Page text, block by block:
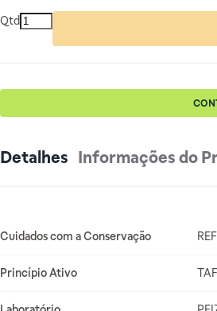
Qtd
Detalhes Informações do
Cuidados com a Conservação
Princípio Ativo